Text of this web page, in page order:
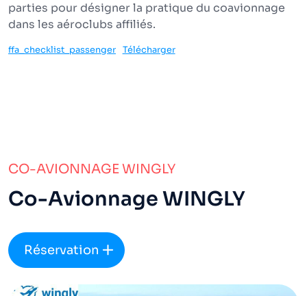
parties pour désigner la pratique du coavionnage
dans les aéroclubs affiliés.
ffa_checklist_passenger Télécharger
CO-AVIONNAGE WINGLY
Co-Avionnage WINGLY
Réservation